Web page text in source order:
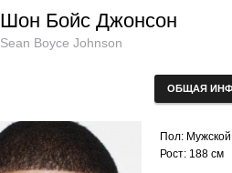
Шон Бойс Джонсон
Sean Boyce Johnson
ОБЩАЯ
Пол: Мужской
Рост: 188 см